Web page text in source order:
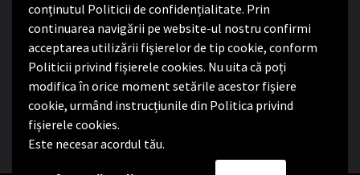
conținutul Politicii de confidențialitate. Prin
continuarea navigării pe website-ul nostru confirmi
acceptarea utilizării fişierelor de tip cookie, conform
Politicii privind fișierele cookies. Nu uita că poți
modifica în orice moment setările acestor fişiere
cookie, urmând instrucțiunile din Politica privind
fișierele cookies.
Este necesar acordul tău.
Politica de confidențialitate
Nota de informare privind implementarea Regulamentului
(UE) 2016/679
Termeni și condiții de utilizare website